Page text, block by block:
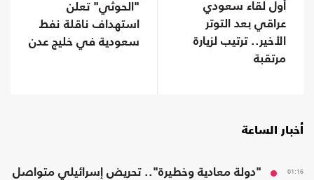
أول لقاء سعودي
عراقي بعد التوتر
الأخير.. ترتيب لزيارة
مرتقبة
"الحوثي" تعلن
استهداف ناقلة نفط
سعودية في خليج عدن
أخبار الساعة
01:16
"دولة معادية وخطيرة".. تحريض إسرائيلي متواصل